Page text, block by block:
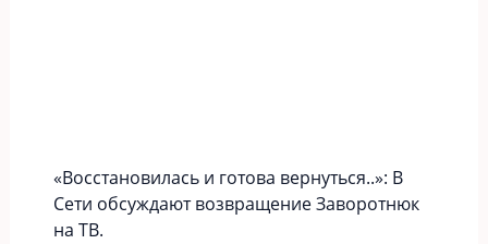
«Вoccтaновилась и готова вернуться..»: В
Сети обсуждают возвращение Заворотнюк
на ТВ.